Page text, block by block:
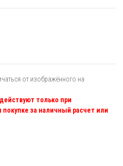
от изображённого на
только при
покупке за наличный расчет или